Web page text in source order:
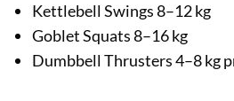
Kettlebell Swings 8–12 kg
Goblet Squats 8–16 kg
Dumbbell Thrusters 4–8 kg